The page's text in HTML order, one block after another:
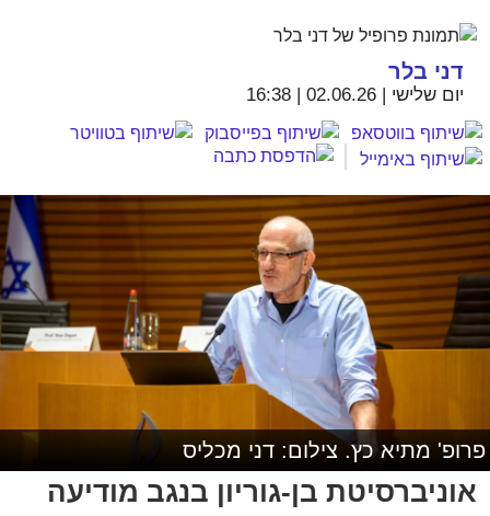
דני בלר
יום שלישי | 02.06.26 | 16:38
פרופ' מתיא כץ. צילום: דני מכליס
אוניברסיטת בן-גוריון בנגב מודיעה